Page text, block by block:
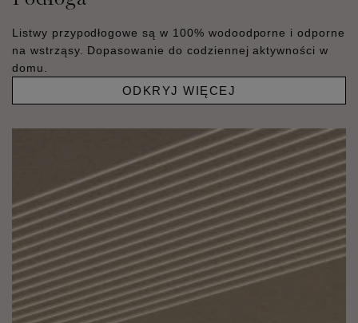
Listwy przypodłogowe są w 100% wodoodporne i odporne
na wstrząsy. Dopasowanie do codziennej aktywności w
domu.
ODKRYJ WIĘCEJ